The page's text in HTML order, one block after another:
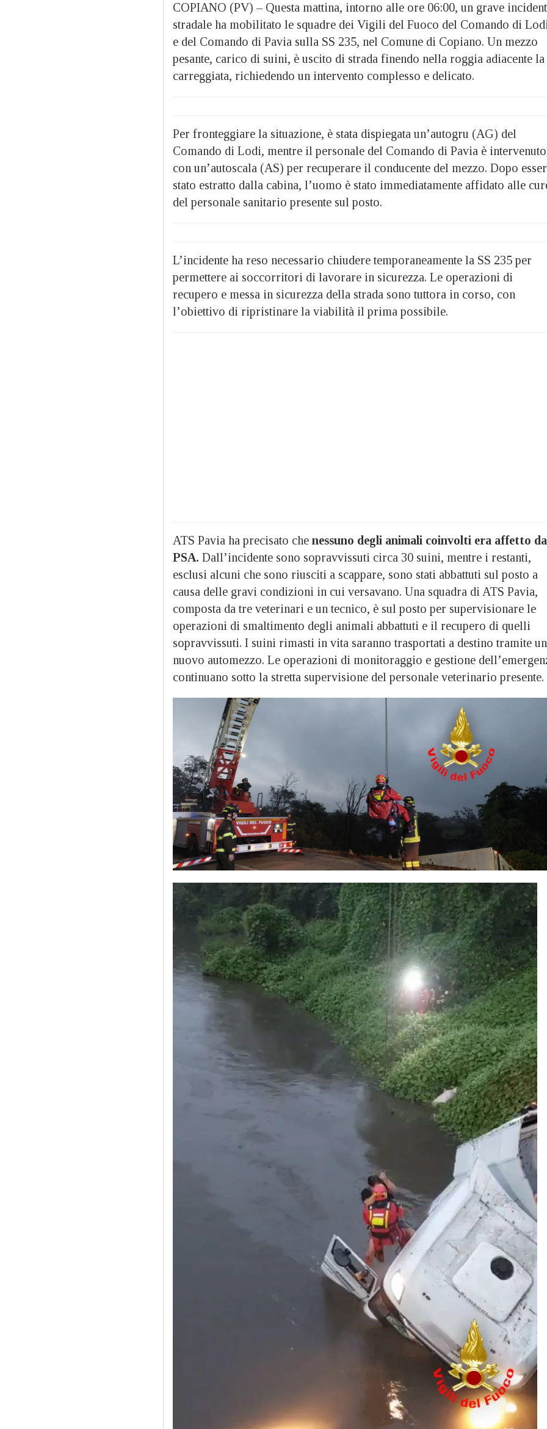
COPIANO (PV) – Questa mattina, intorno alle ore 06:00, un grave
stradale ha mobilitato le squadre dei Vigili del Fuoco del Comando di
e del Comando di Pavia sulla SS 235, nel Comune di Copiano. Un mezzo
pesante, carico di suini, è uscito di strada finendo nella roggia adiacente la
carreggiata, richiedendo un intervento complesso e delicato.
Per fronteggiare la situazione, è stata dispiegata un’autogru (AG) del
Comando di Lodi, mentre il personale del Comando di Pavia è intervenuto
con un’autoscala (AS) per recuperare il conducente del mezzo. Dopo
stato estratto dalla cabina, l’uomo è stato immediatamente affidato alle
del personale sanitario presente sul posto.
L’incidente ha reso necessario chiudere temporaneamente la SS 235 per
permettere ai soccorritori di lavorare in sicurezza. Le operazioni di
recupero e messa in sicurezza della strada sono tuttora in corso, con
l’obiettivo di ripristinare la viabilità il prima possibile.
ATS Pavia ha precisato che nessuno degli animali coinvolti era affetto da
PSA. Dall’incidente sono sopravvissuti circa 30 suini, mentre i restanti,
esclusi alcuni che sono riusciti a scappare, sono stati abbattuti sul posto a
causa delle gravi condizioni in cui versavano. Una squadra di ATS Pavia,
composta da tre veterinari e un tecnico, è sul posto per supervisionare le
operazioni di smaltimento degli animali abbattuti e il recupero di quelli
sopravvissuti. I suini rimasti in vita saranno trasportati a destino tramite un
nuovo automezzo. Le operazioni di monitoraggio e gestione
continuano sotto la stretta supervisione del personale veterinario presente.